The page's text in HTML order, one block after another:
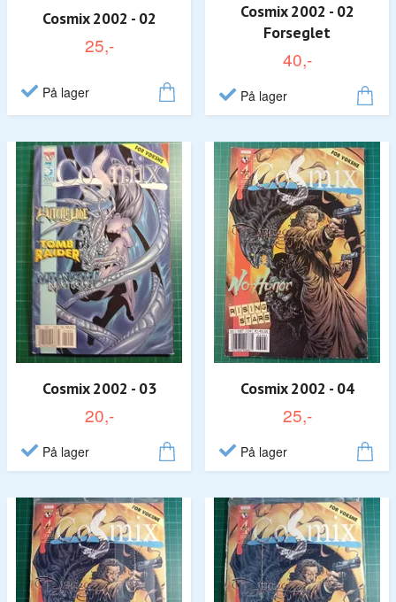
Cosmix 2002 - 02
25,-
På lager
Cosmix 2002 - 02
Forseglet
40,-
På lager
Cosmix 2002 - 03
20,-
På lager
Cosmix 2002 - 04
25,-
På lager